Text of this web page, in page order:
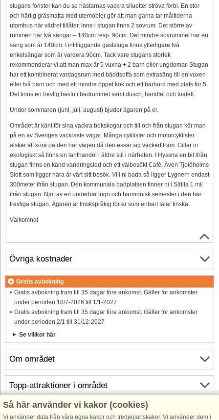
stugans fönster kan du se hästarnas vackra siluetter ströva förbi. En stor
och härlig gräsmatta med utemöbler gör att man gärna tar måltiderna
utomhus när vädret tillåter. Inne i stugan finns 2 sovrum. Det större av
rummen har två sängar – 140cm resp. 90cm. Det mindre sovrummet har en
säng som är 140cm. I intilliggande gäststuga finns ytterligare två
enkelsängar som är vardera 90cm. Tack vare stugans storlek
rekommenderar vi att man max är 5 vuxna + 2 barn eller ungdomar. Stugan
har ett kombinerat vardagsrum med bäddsoffa som extrasäng till en vuxen
eller två barn och med ett mindre öppet kök och ett barbord med plats för 5.
Det finns en trevlig bastu i badrummet samt dusch, handfat och toalett.
Under sommaren (juni, juli, august) bjuder ägaren på el.
Området är känt för sina vackra bokskogar och till och från stugan kör man
på en av Sveriges vackraste vägar. Många cyklister och motorcyklister
älskar att köra på den här vägen då den essar sig vackert fram. Gillar ni
ekologiskt så finns en lanthandel i äldre stil i närheten. I Hyssna en bit ifrån
stugan finns en känd vandringsled och ett välbesökt Café. Även Tjolöholms
Slott som ligger nära är värt sitt besök. Vill ni bada så ligger Lygnern endast
300meter ifrån stugan. Den kommunala badplatsen finner ni i Sätila 1 mil
ifrån stugan. Njut av en underbar lugn och harmonisk semester i den här
trevliga stugan. Ägaren är finskspråkig för er som enbart talar finska.
Välkomna!
Om området
Info och öppettider
Övriga kostnader
Gratis avbokning
Gratis avbokning fram till 35 dagar före ankomst. Gäller för ankomster
under perioden 18/7-2026 till 1/1-2027
Gratis avbokning fram till 35 dagar före ankomst. Gäller för ankomster
under perioden 2/1 till 31/12-2027
Se villkor här
Topp-attraktioner i området
Så här använder vi kakor (cookies)
Vi använder data från våra egna kakor och tredjepartskakor. Vi använder dem i